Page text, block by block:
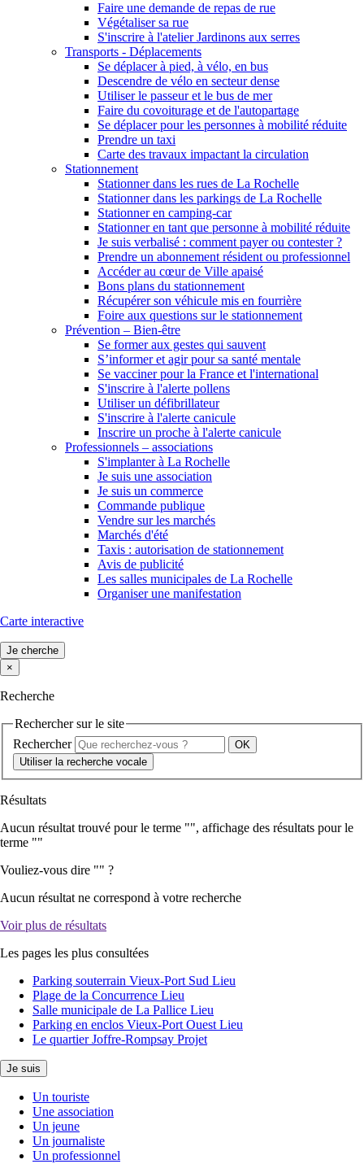
Faire une demande de repas de rue
Végétaliser sa rue
S'inscrire à l'atelier Jardinons aux serres
Transports - Déplacements
Se déplacer à pied, à vélo, en bus
Descendre de vélo en secteur dense
Utiliser le passeur et le bus de mer
Faire du covoiturage et de l'autopartage
Se déplacer pour les personnes à mobilité réduite
Prendre un taxi
Carte des travaux impactant la circulation
Stationnement
Stationner dans les rues de La Rochelle
Stationner dans les parkings de La Rochelle
Stationner en camping-car
Stationner en tant que personne à mobilité réduite
Je suis verbalisé : comment payer ou contester ?
Prendre un abonnement résident ou professionnel
Accéder au cœur de Ville apaisé
Bons plans du stationnement
Récupérer son véhicule mis en fourrière
Foire aux questions sur le stationnement
Prévention – Bien-être
Se former aux gestes qui sauvent
S’informer et agir pour sa santé mentale
Se vacciner pour la France et l'international
S'inscrire à l'alerte pollens
Utiliser un défibrillateur
S'inscrire à l'alerte canicule
Inscrire un proche à l'alerte canicule
Professionnels – associations
S'implanter à La Rochelle
Je suis une association
Je suis un commerce
Commande publique
Vendre sur les marchés
Marchés d'été
Taxis : autorisation de stationnement
Avis de publicité
Les salles municipales de La Rochelle
Organiser une manifestation
Carte interactive
Je cherche
×
Recherche
Rechercher sur le site
Rechercher
Utiliser la recherche vocale
Résultats
Aucun résultat trouvé pour le terme "", affichage des résultats pour le
terme ""
Vouliez-vous dire "" ?
Aucun résultat ne correspond à votre recherche
Voir plus de résultats
Les pages les plus consultées
Parking souterrain Vieux-Port Sud Lieu
Plage de la Concurrence Lieu
Salle municipale de La Pallice Lieu
Parking en enclos Vieux-Port Ouest Lieu
Le quartier Joffre-Rompsay Projet
Je suis
Un touriste
Une association
Un jeune
Un journaliste
Un professionnel